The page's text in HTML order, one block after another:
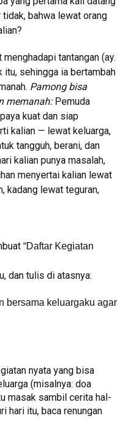
bahwa lewat orang
tantangan (ay.
itu, sehingga ia bertambah
Pamong bisa
memanah:Pemuda
kuat dan siap
kalian — lewat keluarga,
tangguh, berani, dan
kalian punya masalah,
menyertai kalian lewat
kadang lewat teguran,
“Daftar Kegiatan
dan tulis di atasnya:
bersama keluargaku agar
nyata yang bisa
(misalnya: doa
masak sambil cerita hal-
hari itu, baca renungan